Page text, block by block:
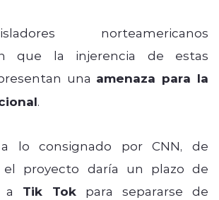
norteamericanos
que la injerencia de estas
una amenaza para la
.
lo consignado por CNN, de
el proyecto daría un plazo de
a Tik Tok para separarse de